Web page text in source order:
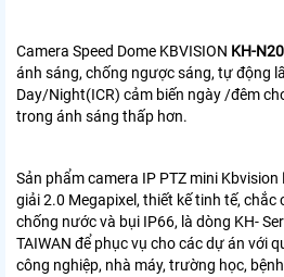
Camera Speed Dome KBVISION KH-
ánh sáng, chống ngược sáng, tự động
Day/Night(ICR) cảm biến ngày /đêm
trong ánh sáng thấp hơn.
Sản phẩm camera IP PTZ mini Kbvision
giải 2.0 Megapixel, thiết kế tinh tế, chắc
chống nước và bụi IP66, là dòng KH-
TAIWAN để phục vụ cho các dự án với
công nghiệp, nhà máy, trường học,